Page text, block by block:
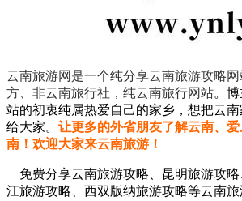
云南旅游网是一个纯分享云南旅游攻略
方、非云南旅行社，纯云南旅行网站。 博
站的初衷纯属热爱自己的家乡，想把云
给大家。 让更多的外省朋友了解云南、
南！欢迎大家来云南旅游！
免费分享云南旅游攻略、昆明旅游攻
江旅游攻略、西双版纳旅游攻略等云南